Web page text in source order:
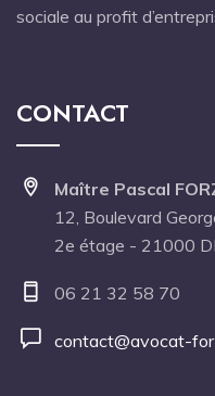
sociale au profit
CONTACT
Maître Pascal
12, Boulevard
2e étage - 21000
06 21 32 58 70
contact@avocat-